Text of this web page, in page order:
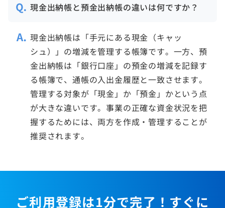
現金出納帳と預金出納帳の違いは何ですか？
現金出納帳は「手元にある現金（キャッ
シュ）」の増減を管理する帳簿です。一方、預
金出納帳は「銀行口座」の預金の増減を記録す
る帳簿で、通帳の入出金履歴と一致させます。
管理する対象が「現金」か「預金」かという点
が大きな違いです。事業の正確な資金状況を把
握するためには、両方を作成・管理することが
推奨されます。
ご利用登録は1分で完了！すぐに